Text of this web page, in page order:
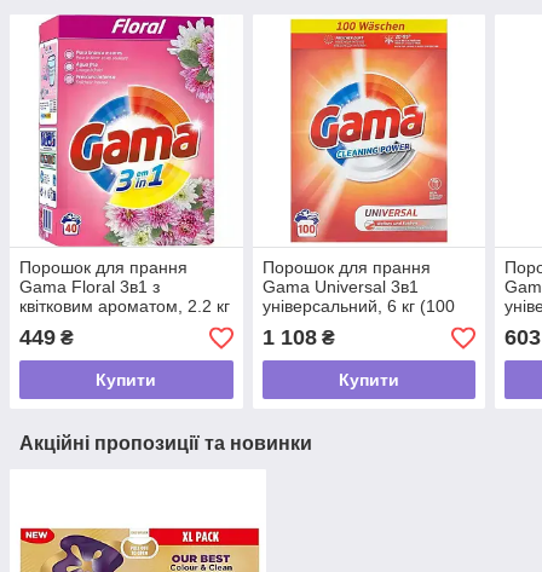
Порошок для прання
Gama Floral 3в1 з
квітковим ароматом, 2.2 кг
(40 прань)
449 ₴
Купити
Порошок для прання
Gama Universal 3в1
універсальний, 6 кг (100
прань)
1 108₴
Купити
603
Акційні пропозиції та новинки